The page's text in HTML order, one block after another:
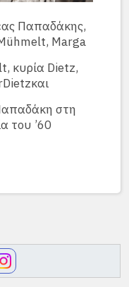
Παπαδάκης,
Marga
κυρία Dietz,
στη
του ’60